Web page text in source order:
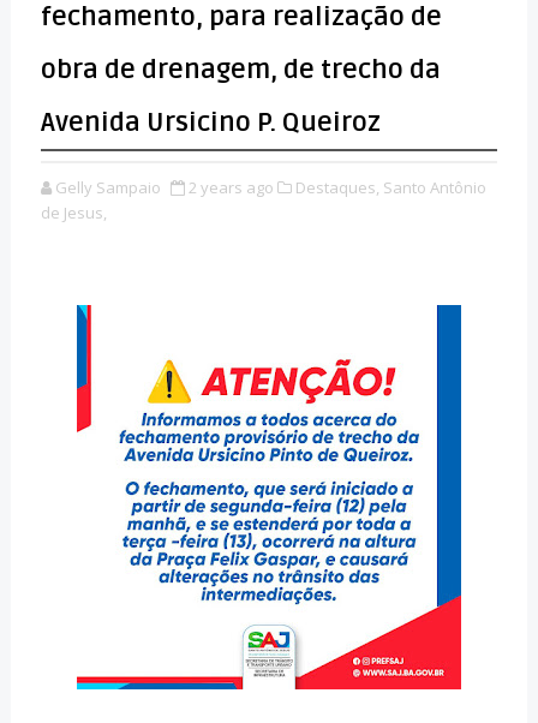
fechamento, para realização de
obra de drenagem, de trecho da
Avenida Ursicino P. Queiroz
Gelly Sampaio 2 years ago Destaques, Santo Antônio
de Jesus,